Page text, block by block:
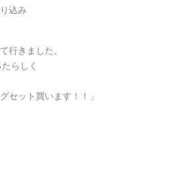
込み
行きました。
らしく
セット買います！！」